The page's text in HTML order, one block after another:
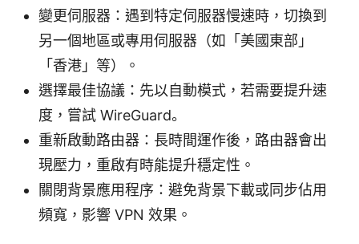
變更伺服器：遇到特定伺服器慢速時，切換到
另一個地區或專用伺服器（如「美國東部」
「香港」等）。
選擇最佳協議：先以自動模式，若需要提升速
度，嘗試 WireGuard。
重新啟動路由器：長時間運作後，路由器會出
現壓力，重啟有時能提升穩定性。
關閉背景應用程序：避免背景下載或同步佔用
頻寬，影響 VPN 效果。